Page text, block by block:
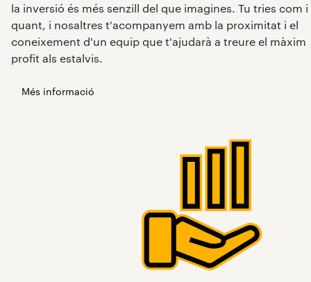
la inversió és més senzill del que imagines. Tu tries com i
quant, i nosaltres t'acompanyem amb la proximitat i el
coneixement d'un equip que t'ajudarà a treure el màxim
profit als estalvis.
Més informació